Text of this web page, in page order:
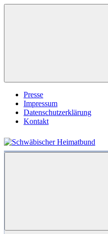
Zum
Presse
Impressum
Datenschutzerklärung
Kontakt